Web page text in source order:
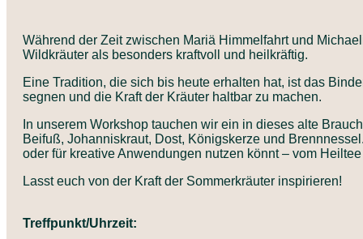
Während der Zeit zwischen Mariä Himmelfahrt und
Wildkräuter als besonders kraftvoll und heilkräftig.
Eine Tradition, die sich bis heute erhalten hat, ist das
segnen und die Kraft der Kräuter haltbar zu machen.
In unserem Workshop tauchen wir ein in dieses alte
Beifuß, Johanniskraut, Dost, Königskerze und
oder für kreative Anwendungen nutzen könnt – vom
Lasst euch von der Kraft der Sommerkräuter inspirieren!
Treffpunkt/Uhrzeit: